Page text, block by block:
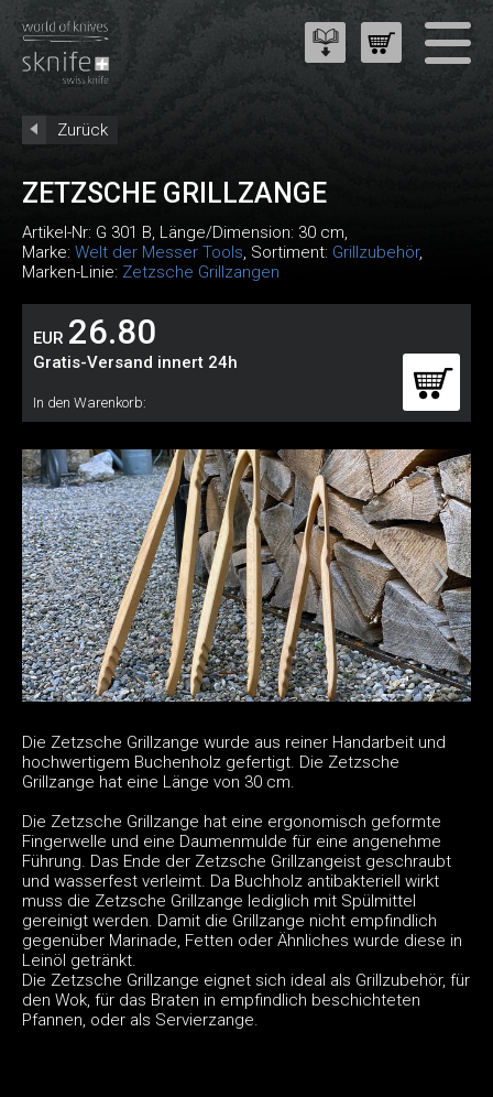
Zurück
ZETZSCHE GRILLZANGE
Artikel-Nr: G 301 B, Länge/Dimension: 30 cm,
Marke: Welt der Messer Tools, Sortiment: Grillzubehör,
Marken-Linie: Zetzsche Grillzangen
EUR 26.80
Gratis-Versand innert 24h
In den Warenkorb:
Die Zetzsche Grillzange wurde aus reiner Handarbeit und
hochwertigem Buchenholz gefertigt. Die Zetzsche
Grillzange hat eine Länge von 30 cm.
Die Zetzsche Grillzange hat eine ergonomisch geformte
Fingerwelle und eine Daumenmulde für eine angenehme
Führung. Das Ende der Zetzsche Grillzangeist geschraubt
und wasserfest verleimt. Da Buchholz antibakteriell wirkt
muss die Zetzsche Grillzange lediglich mit Spülmittel
gereinigt werden. Damit die Grillzange nicht empfindlich
gegenüber Marinade, Fetten oder Ähnliches wurde diese in
Leinöl getränkt.
Die Zetzsche Grillzange eignet sich ideal als Grillzubehör, für
den Wok, für das Braten in empfindlich beschichteten
Pfannen, oder als Servierzange.